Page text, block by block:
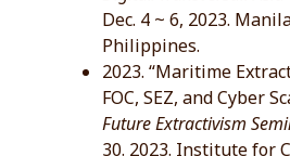
Dec. 4 ~ 6, 2023.
Philippines.
2023. “Maritime
FOC, SEZ, and Cyber
Future Extractivism
30. 2023. Institute for